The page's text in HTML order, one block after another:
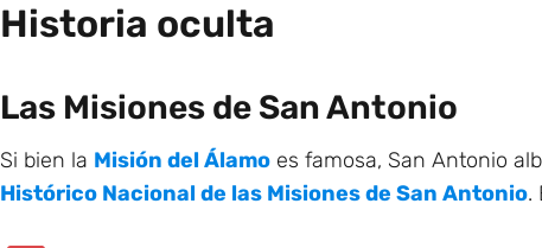
Historia oculta
Las Misiones de San Antonio
Si bien la Misión del Álamo es famosa, San Antonio
Histórico Nacional de las Misiones de San Antonio.